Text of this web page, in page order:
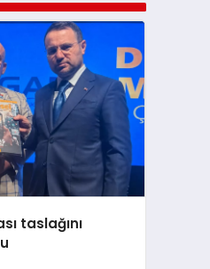
taslağını